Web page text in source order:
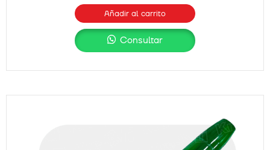
Añadir al carrito
Consultar